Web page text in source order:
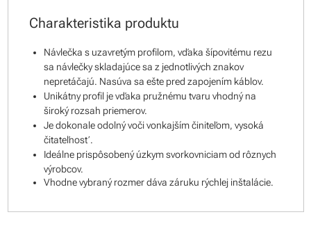
Charakteristika produktu
Návlečka s uzavretým profilom, vďaka šípovitému rezu
sa návlečky skladajúce sa z jednotlivých znakov
nepretáčajú. Nasúva sa ešte pred zapojením káblov.
Unikátny profil je vďaka pružnému tvaru vhodný na
široký rozsah priemerov.
Je dokonale odolný voči vonkajším činiteľom, vysoká
čitateľnosť.
Ideálne prispôsobený úzkym svorkovniciam od rôznych
výrobcov.
Vhodne vybraný rozmer dáva záruku rýchlej inštalácie.